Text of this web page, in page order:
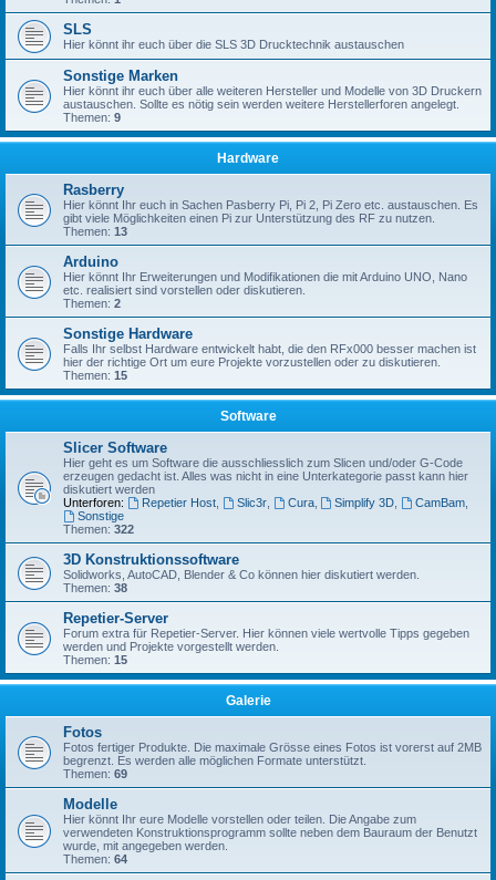
SLS
Hier könnt ihr euch über die SLS 3D Drucktechnik austauschen
Sonstige Marken
Hier könnt ihr euch über alle weiteren Hersteller und Modelle von 3D Druckern
austauschen. Sollte es nötig sein werden weitere Herstellerforen angelegt.
Themen: 9
Hardware
Rasberry
Hier könnt Ihr euch in Sachen Pasberry Pi, Pi 2, Pi Zero etc. austauschen. Es
gibt viele Möglichkeiten einen Pi zur Unterstützung des RF zu nutzen.
Themen: 13
Arduino
Hier könnt Ihr Erweiterungen und Modifikationen die mit Arduino UNO, Nano
etc. realisiert sind vorstellen oder diskutieren.
Themen: 2
Sonstige Hardware
Falls Ihr selbst Hardware entwickelt habt, die den RFx000 besser machen ist
hier der richtige Ort um eure Projekte vorzustellen oder zu diskutieren.
Themen: 15
Software
Slicer Software
Hier geht es um Software die ausschliesslich zum Slicen und/oder G-Code
erzeugen gedacht ist. Alles was nicht in eine Unterkategorie passt kann hier
diskutiert werden
Unterforen:
Repetier Host, Slic3r, Cura, Simplify 3D CamBam
Sonstige
Themen: 322
3D Konstruktionssoftware
Solidworks, AutoCAD, Blender & Co können hier diskutiert werden.
Themen: 38
Repetier-Server
Forum extra für Repetier-Server. Hier können viele wertvolle Tipps gegeben
werden und Projekte vorgestellt werden.
Themen: 15
Galerie
Fotos
Fotos fertiger Produkte. Die maximale Grösse eines Fotos ist vorerst auf 2MB
begrenzt. Es werden alle möglichen Formate unterstützt.
Themen: 69
Modelle
Hier könnt Ihr eure Modelle vorstellen oder teilen. Die Angabe zum
verwendeten Konstruktionsprogramm sollte neben dem Bauraum der Benutzt
wurde, mit angegeben werden.
Themen: 64